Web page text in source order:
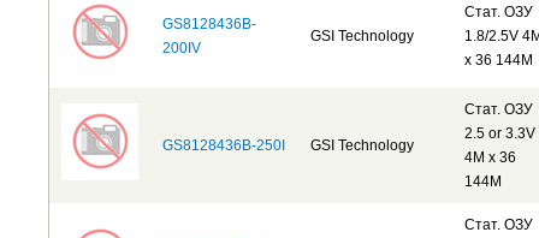
GS8128436B-
200IV
GSI Technology
Стат. ОЗУ
1.8/2.5V
x 36 144M
GS8128436B-250I GSI Technology
Стат. ОЗУ
2.5 or 3.3V
4M x 36
144M
Стат. ОЗУ